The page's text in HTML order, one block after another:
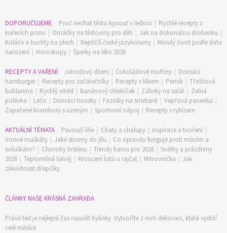
DOPORUČUJEME Proč nechat těsto kynout v lednici | Rychlé recepty z
kuřecích prsou | Omáčky na těstoviny pro děti | Jak na dokonalou drobenku |
Koláče a buchty na plech | Nejtěžší české jazykolamy | Minulý život podle data
narození | Horoskopy | Šperky na léto 2026
RECEPTY A VAŘENÍ Jahodový džem | Čokoládové muffiny | Domácí
hamburger | Recepty pro začátečníky | Recepty s lilkem | Perník | Třešňová
bublanina | Rychlý oběd | Banánový chlebíček | Zálivky na salát | Zelná
polévka | Lečo | Domácí housky | Fazolky na smetaně | Vepřová panenka |
Zapečené brambory s uzeným | Sportovní nápoj | Recepty s rybízem
AKTUÁLNÍ TÉMATA Pavoučí lilie | Chaty a chalupy | Inspirace a tvoření |
Vonné muškáty | Jaké stromy do jílu | Co opravdu funguje proti mšicím a
sviluškám? | Choroby brslenu | Trendy barva pro 2026 | Svátky a prázdniny
2026 | Teplomilná šalvěj | Kroucení listů u rajčat | Mitrovnička | Jak
zlikvidovat dřepčíky
ČLÁNKY NAŠE KRÁSNÁ ZAHRADA
Právě teď je nejlepší čas nasušit bylinky. Vytvoříte z nich dekoraci, která vydrží
celé měsíce